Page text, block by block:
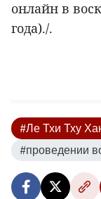
онлайн в
года)./.
#Ле Тхи Тху
#проведении